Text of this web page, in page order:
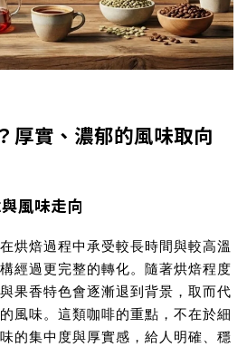
厚實、濃郁的風味取向
風味走向
烘焙過程中承受較長時間與較高溫
經過更完整的轉化。隨著烘焙程度
果香特色會逐漸退到背景，取而代
風味。這類咖啡的重點，不在於細
的集中度與厚實感，給人明確、穩